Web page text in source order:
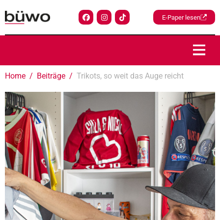
E-Paper lesen
Home Beiträge Trikots, so weit das Auge reicht